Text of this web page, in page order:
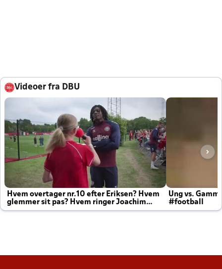
Videoer fra DBU
Hvem overtager nr.10 efter Eriksen? Hvem
glemmer sit pas? Hvem ringer Joachim
altid til efter kampe?
Ung vs.
#football